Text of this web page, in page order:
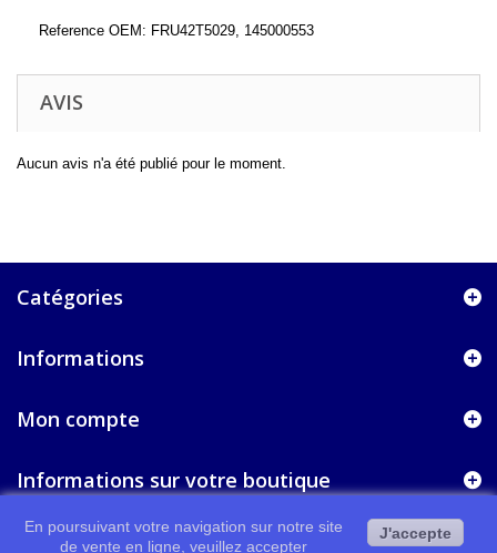
Reference OEM: FRU42T5029, 145000553
AVIS
Aucun avis n'a été publié pour le moment.
Catégories
Informations
Mon compte
Informations sur votre boutique
En poursuivant votre navigation sur notre site
de vente en ligne, veuillez accepter
J'accepte